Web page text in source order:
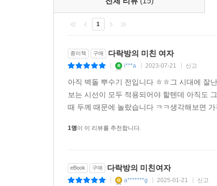
어떤 의미에서 자신이 타락했다는 발견은 자신
문학적 창조를 포함해 어떠한 공포도 제한받지
적이다)는 발견은 곧 자신이 ‘흡혈귀’를 세상에
의 비밀처럼 소설의 핵심에 새겨져 있다.
---「7장 공포의 쌍둥이」중에서
메리 셸리는 에밀리 브론테가 전복시키려고 애
잠재력을 이해하고 있었다. 메리 셸리의 잃어버
분노를 검토했다.
우리는 오늘날 『제인 에어』를 교훈적인 고딕물
한 저택을 소유한) 매섭게 쏘아보는 바이런풍 남
어떻게 해야 하는가. 이 물음에 대한 답을 찾아
것이다. 따라서 페미니즘 비평의 정치성, 펜을
1
종이책 구매 다락방의 미친 여자
i***a 2023-07-21 신고
아직 벽돌 뿌수기 전입니다 ㅎㅎ그 시대에 잘
보는 시선이 모두 적용되어야 할텐데 아직도
때 두께 때문에 놀랐습니다 ㅋㅋ생각해보면
1명이 이 리뷰를 추천합니다.
eBook 구매 다락방의 미친여자
a*******g 2025-01-21 신고